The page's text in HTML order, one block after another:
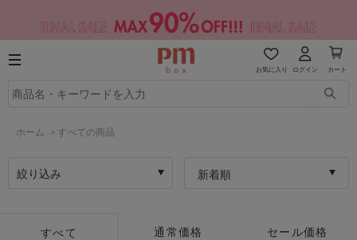
お気に入り ログイン カート
ホーム > すべての商品
絞り込み 新着順
すべて 通常価格 セール価格